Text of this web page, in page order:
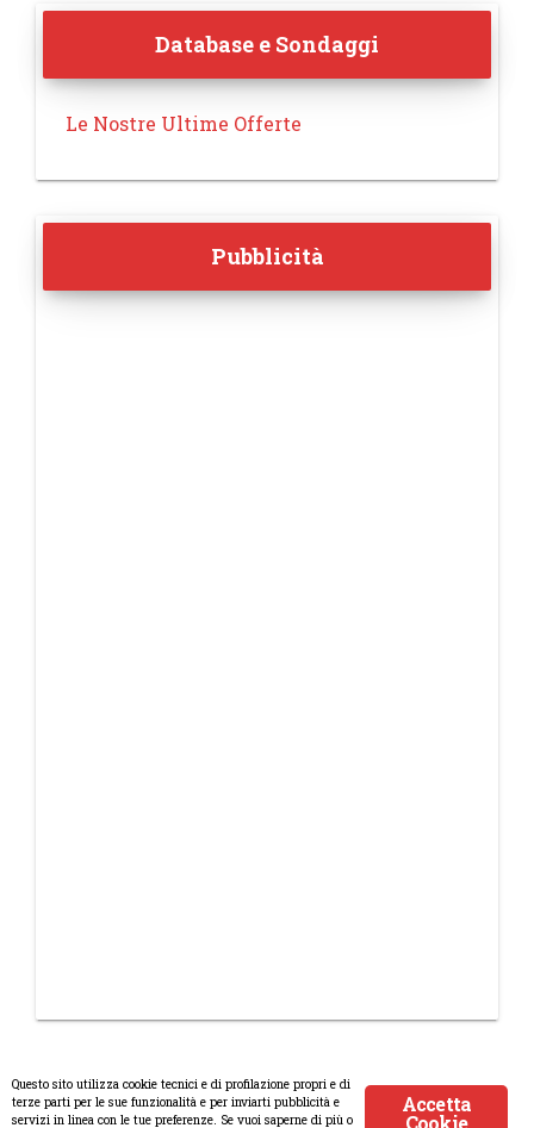
Database e Sondaggi
Le Nostre Ultime Offerte
Pubblicità
Accetta
Cookie
Questo sito utilizza cookie tecnici e di profilazione propri e di
terze parti per le sue funzionalità e per inviarti pubblicità e
servizi in linea con le tue preferenze. Se vuoi saperne di più o